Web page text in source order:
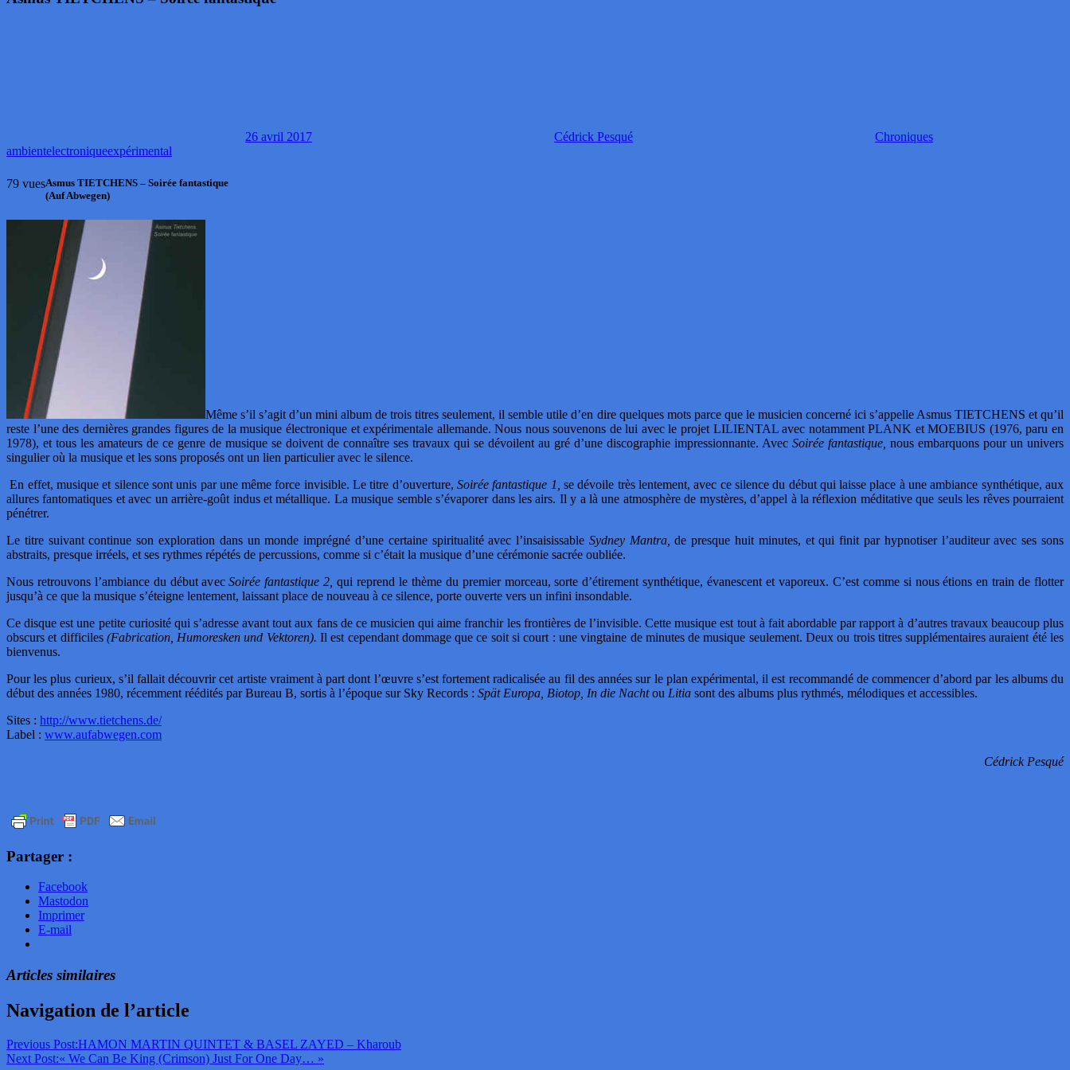
26 avril 2017 Cédrick Pesqué
Chroniques
ambientelectroniqueexpérimental
79 vuesAsmus TIETCHENS – Soirée fantastique
(Auf Abwegen)
Même s’il s’agit d’un mini album de trois titres seulement, il semble utile d’en dire quelques mots parce que le musicien concerné ici s’appelle Asmus TIETCHENS et qu’il
reste l’une des dernières grandes figures de la musique électronique et expérimentale allemande. Nous nous souvenons de lui avec le projet LILIENTAL avec notamment PLANK et MOEBIUS (1976, paru en
1978), et tous les amateurs de ce genre de musique se doivent de connaître ses travaux qui se dévoilent au gré d’une discographie impressionnante. Avec Soirée fantastique, nous embarquons pour un univers
singulier où la musique et les sons proposés ont un lien particulier avec le silence.
En effet, musique et silence sont unis par une même force invisible. Le titre d’ouverture,Soirée fantastique 1, se dévoile très lentement, avec ce silence du début qui laisse place à une ambiance synthétique, aux
allures fantomatiques et avec un arrière-goût indus et métallique. La musique semble s’évaporer dans les airs. Il y a là une atmosphère de mystères, d’appel à la réflexion méditative que seuls les rêves pourraient
pénétrer.
Le titre suivant continue son exploration dans un monde imprégné d’une certaine spiritualité avec l’insaisissable Sydney Mantra, de presque huit minutes, et qui finit par hypnotiser l’auditeur avec ses sons
abstraits, presque irréels, et ses rythmes répétés de percussions, comme si c’était la musique d’une cérémonie sacrée oubliée.
Nous retrouvons l’ambiance du début avecSoirée fantastique 2, qui reprend le thème du premier morceau, sorte d’étirement synthétique, évanescent et vaporeux. C’est comme si nous étions en train de flotter
jusqu’à ce que la musique s’éteigne lentement, laissant place de nouveau à ce silence, porte ouverte vers un infini insondable.
Ce disque est une petite curiosité qui s’adresse avant tout aux fans de ce musicien qui aime franchir les frontières de l’invisible. Cette musique est tout à fait abordable par rapport à d’autres travaux beaucoup plus
obscurs et difficiles (Fabrication, Humoresken und Vektoren). Il est cependant dommage que ce soit si court : une vingtaine de minutes de musique seulement. Deux ou trois titres supplémentaires auraient été les
bienvenus.
Pour les plus curieux, s’il fallait découvrir cet artiste vraiment à part dont l’œuvre s’est fortement radicalisée au fil des années sur le plan expérimental, il est recommandé de commencer d’abord par les albums du
début des années 1980, récemment réédités par Bureau B, sortis à l’époque sur Sky Records : Spät Europa, Biotop, In die Nachtou Litia sont des albums plus rythmés, mélodiques et accessibles.
Sites : http://www.tietchens.de/
Label : www.aufabwegen.com
Cédrick Pesqué
Partager :
Facebook
Mastodon
Imprimer
E-mail
Articles similaires
Navigation de l’article
Previous Post:HAMON MARTIN QUINTET & BASEL ZAYED – Kharoub
Next Post:« We Can Be King (Crimson) Just For One Day… »